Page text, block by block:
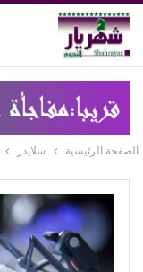
الصفحة الرئيسية سلايدر